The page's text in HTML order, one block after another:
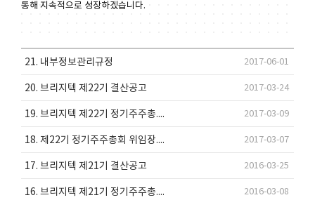
통해 지속적으로 성장하겠습니다.
21. 내부정보관리규정 2017-06-01
20. 브리지텍 제22기 결산공고 2017-03-24
19. 브리지텍 제22기 정기주주총.... 2017-03-09
18. 제22기 정기주주총회 위임장.... 2017-03-07
17. 브리지텍 제21기 결산공고 2016-03-25
16. 브리지텍 제21기 정기주주총.... 2016-03-08